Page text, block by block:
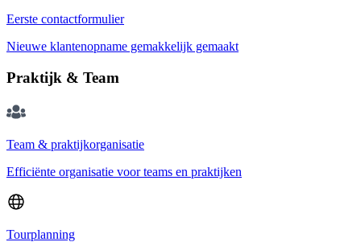
Eerste contactformulier
Nieuwe klantenopname gemakkelijk gemaakt
Praktijk & Team
Team & praktijkorganisatie
Efficiënte organisatie voor teams en praktijken
Tourplanning